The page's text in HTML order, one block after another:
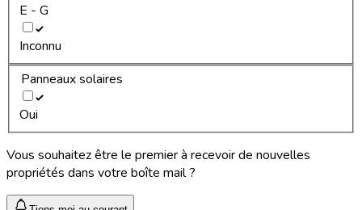
E - G
Inconnu
Panneaux solaires
Oui
Vous souhaitez être le premier à recevoir de nouvelles
propriétés dans votre boîte mail ?